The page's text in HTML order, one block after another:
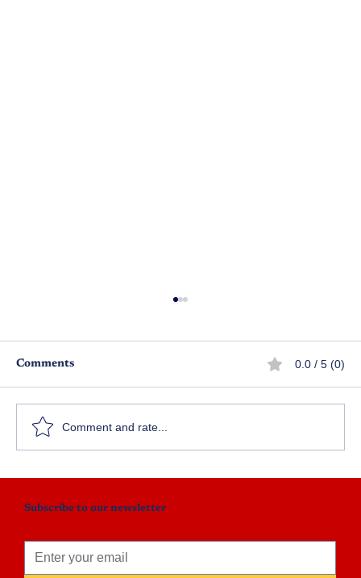
సరిగమపదనిస.. సనిదపమగరిస
Comments 0.0 / 5 (0)
Comment and rate...
Subscribe to our newsletter